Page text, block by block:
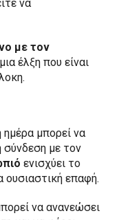
να
με τον
έλξη που είναι
ημέρα μπορεί να
σύνδεση με τον
ενισχύει το
ουσιαστική επαφή.
να ανανεώσει